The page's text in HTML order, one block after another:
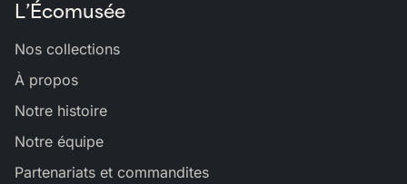
L’Écomusée
Nos collections
À propos
Notre histoire
Notre équipe
Partenariats et commandites